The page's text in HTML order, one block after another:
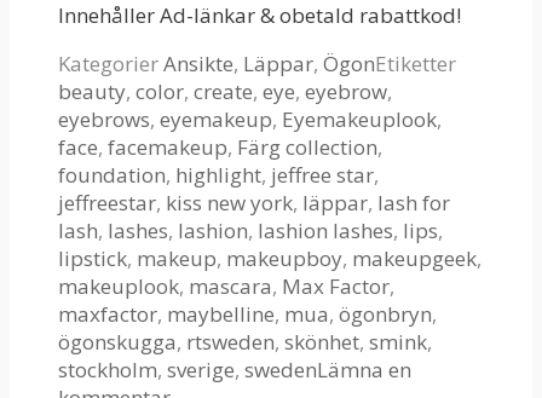
Innehåller Ad-länkar & obetald rabattkod!
KategorierAnsikte, Läppar, ÖgonEtiketter
beauty, color, create, eye, eyebrow,
eyebrows, eyemakeup, Eyemakeuplook,
face, facemakeup, Färg collection,
foundation, highlight, jeffree star,
jeffreestar, kiss new york, läppar, lash for
lash, lashes, lashion, lashion lashes, lips,
lipstick, makeup, makeupboy, makeupgeek,
makeuplook, mascara, Max Factor,
maxfactor, maybelline, mua, ögonbryn,
ögonskugga, rtsweden, skönhet, smink,
stockholm, sverige, swedenLämna en